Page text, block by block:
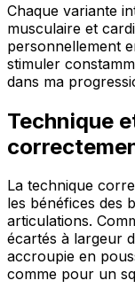
Chaque variante
musculaire et
personnellement
stimuler
dans ma
Technique
La technique
les bénéfices des
articulations.
écartés à largeur
accroupie en
comme pour un